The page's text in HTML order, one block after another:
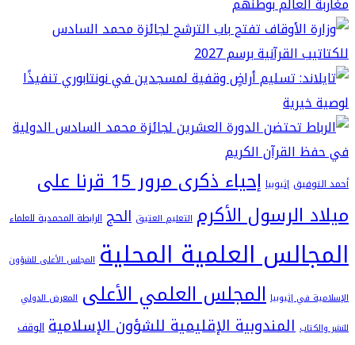
إثيوبيا
إحياء ذكرى مرور 15 قرنا على
الرسول الأكرم التعليم العتيق الحج الرابطة المحمدية للعلماء
العلمية المحلية المجلس الأعلى للشؤون
إثيوبيا المجلس العلمي الأعلى المعرض الدولي
المندوبية الإقليمية للشؤون الإسلامية الوقف